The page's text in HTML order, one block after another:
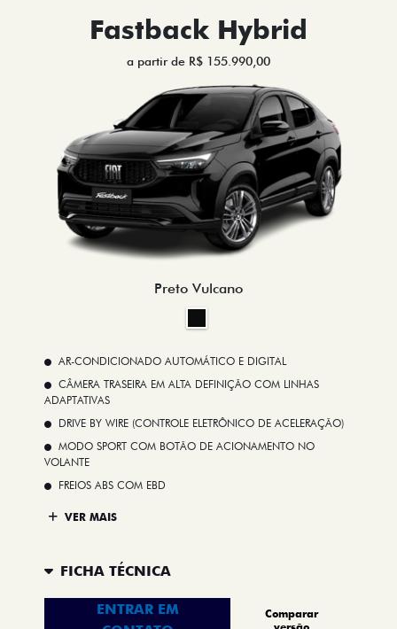
Fastback Hybrid
a partir de R$ 155.990,00
Preto Vulcano
AR-CONDICIONADO AUTOMÁTICO E DIGITAL
CÂMERA TRASEIRA EM ALTA DEFINIÇÃO COM LINHAS
ADAPTATIVAS
DRIVE BY WIRE (CONTROLE ELETRÔNICO DE ACELERAÇÃO)
MODO SPORT COM BOTÃO DE ACIONAMENTO NO
VOLANTE
FREIOS ABS COM EBD
VER MAIS
FICHA TÉCNICA
ENTRAR EM
Comparar